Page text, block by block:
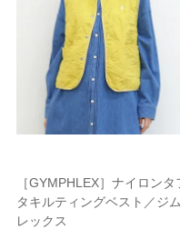
［GYMPHLEX］ナイロンタ
タキルティングベスト／ジ
レックス